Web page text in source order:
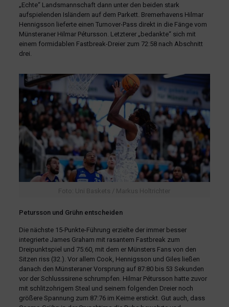
„Echte“ Landsmannschaft dann unter den beiden stark
aufspielenden Isländern auf dem Parkett. Bremerhavens Hilmar
Hennigsson lieferte einen Turnover-Pass direkt in die Fänge vom
Münsteraner Hilmar Pétursson. Letzterer „bedankte“ sich mit
einem formidablen Fastbreak-Dreier zum 72:58 nach Abschnitt
drei.
Foto: Uni Baskets / Markus Holtrichter
Petursson und Grühn entscheiden
Die nächste 15-Punkte-Führung erzielte der immer besser
integrierte James Graham mit rasantem Fastbreak zum
Dreipunktspiel und 75:60, mit dem er Münsters Fans von den
Sitzen riss (32.). Vor allem Cook, Hennigsson und Giles ließen
danach den Münsteraner Vorsprung auf 87:80 bis 53 Sekunden
vor der Schlusssirene schrumpfen. Hilmar Pétursson hatte zuvor
mit schlitzohrigem Steal und seinem folgenden Dreier noch
größere Spannung zum 87:76 im Keime erstickt. Gut auch, dass